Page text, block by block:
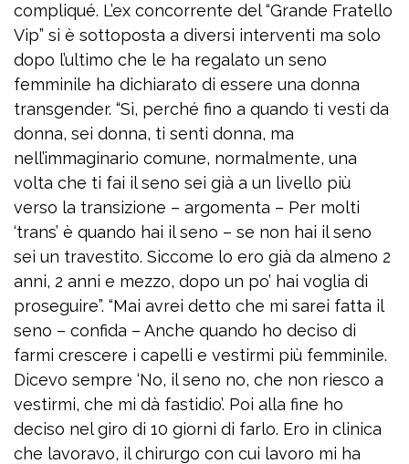
compliqué. L’ex concorrente del “Grande Fratello
Vip” si è sottoposta a diversi interventi ma solo
dopo l’ultimo che le ha regalato un seno
femminile ha dichiarato di essere una donna
transgender. “Sì, perché fino a quando ti vesti da
donna, sei donna, ti senti donna, ma
nell’immaginario comune, normalmente, una
volta che ti fai il seno sei già a un livello più
verso la transizione – argomenta – Per molti
‘trans’ è quando hai il seno – se non hai il seno
sei un travestito. Siccome lo ero già da almeno 2
anni, 2 anni e mezzo, dopo un po’ hai voglia di
proseguire”. “Mai avrei detto che mi sarei fatta il
seno – confida – Anche quando ho deciso di
farmi crescere i capelli e vestirmi più femminile.
Dicevo sempre ‘No, il seno no, che non riesco a
vestirmi, che mi dà fastidio’. Poi alla fine ho
deciso nel giro di 10 giorni di farlo. Ero in clinica
che lavoravo, il chirurgo con cui lavoro mi ha